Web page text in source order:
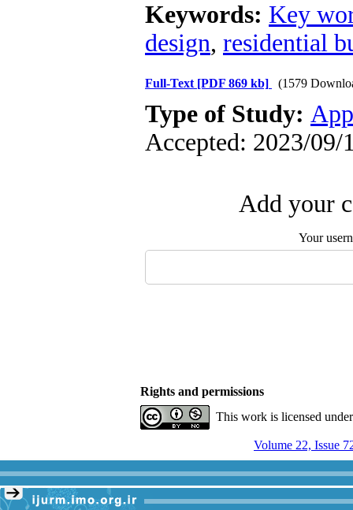
Keywords: Key
design, residential
Full-Text [PDF 869 kb] (1579
Type of Study:
Accepted: 2023/09/
Add your
Your
Rights and permissions
This work is licensed
Volume 22, Issue